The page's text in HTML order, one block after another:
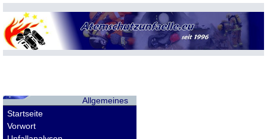
Allgemeines
Startseite
Vorwort